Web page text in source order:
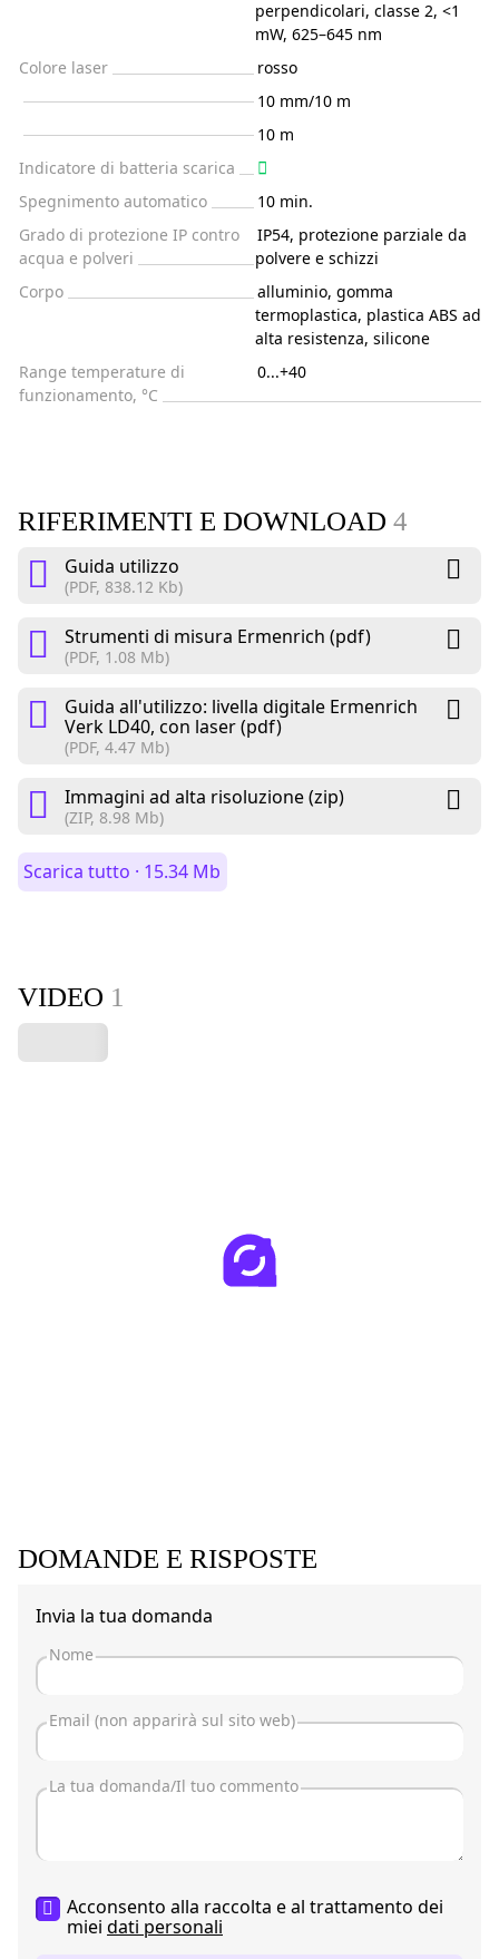
perpendicolari, classe 2, <1
mW, 625–645 nm
Colore laser
rosso
10 mm/10 m
10 m
Indicatore di batteria scarica
Spegnimento automatico
10 min.
Grado di protezione IP contro
acqua e polveri
IP54, protezione parziale da
polvere e schizzi
Corpo
alluminio, gomma
termoplastica, plastica ABS ad
alta resistenza, silicone
Range temperature di
funzionamento, °C
0...+40
RIFERIMENTI E DOWNLOAD 4
Guida utilizzo
(PDF, 838.12 Kb)
Strumenti di misura Ermenrich (pdf)
(PDF, 1.08 Mb)
Guida all'utilizzo: livella digitale Ermenrich
Verk LD40, con laser (pdf)
(PDF, 4.47 Mb)
Immagini ad alta risoluzione (zip)
(ZIP, 8.98 Mb)
Scarica tutto · 15.34 Mb
VIDEO 1
DOMANDE E RISPOSTE
Invia la tua domanda
Acconsento alla raccolta e al trattamento dei
miei dati personali